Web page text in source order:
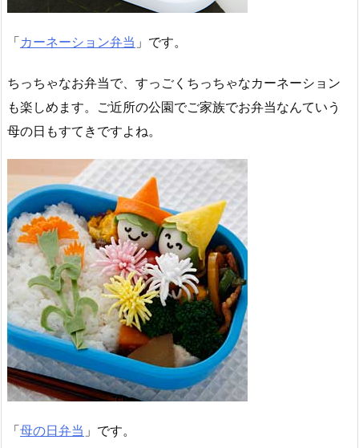
「カーネーション弁当 」です。
ちっちゃなお弁当で、すっごくちっちゃなカーネーション
も楽しめます。ご近所の公園でご家族でお弁当なんていう
母の日もすてきですよね。
「母の日弁当 」です。